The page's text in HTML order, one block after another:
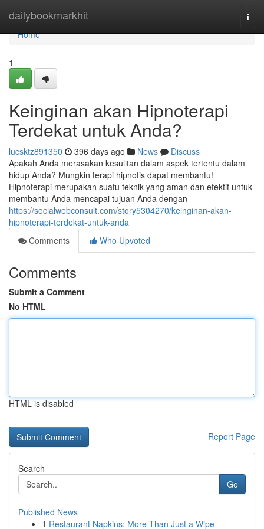
dailybookmarkhit
Home
Home
1
Keinginan akan Hipnoterapi
Terdekat untuk Anda?
lucsktz891350 396 days ago News
Discuss
Apakah Anda merasakan kesulitan dalam aspek tertentu dalam
hidup Anda? Mungkin terapi hipnotis dapat membantu!
Hipnoterapi merupakan suatu teknik yang aman dan efektif untuk
membantu Anda mencapai tujuan Anda dengan
https://socialwebconsult.com/story5304270/keinginan-akan-
hipnoterapi-terdekat-untuk-anda
Comments
Who Upvoted
Comments
Submit a Comment
No HTML
HTML is disabled
Report Page
Search
Go
Published News
1 Restaurant Napkins: More Than Just a Wipe